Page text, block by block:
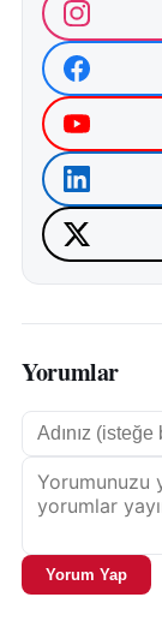
Yorumlar
Yorum Yap